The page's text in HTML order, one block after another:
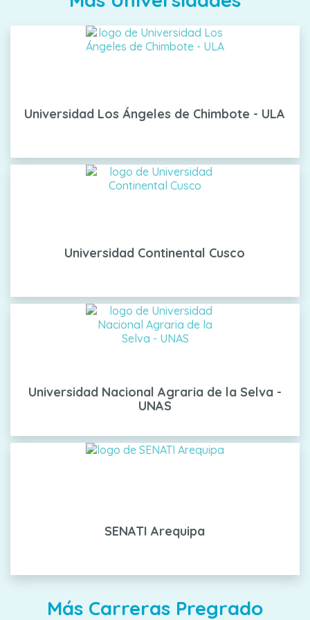
Universidad Los Ángeles de Chimbote - ULA
Universidad Continental Cusco
Universidad Nacional Agraria de la Selva -
UNAS
SENATI Arequipa
Más Carreras Pregrado